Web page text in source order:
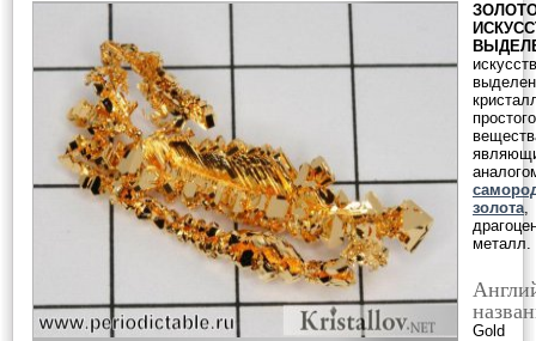
простого
золота,
металл.
Gold